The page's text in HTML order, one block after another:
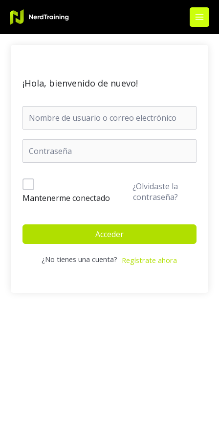
contenido
Main
¡Hola, bienvenido de nuevo!
Mantenerme conectado
¿Olvidaste la
contraseña?
Acceder
¿No tienes una cuenta? Regístrate ahora